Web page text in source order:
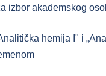
izbor akademskog
hemija I" i